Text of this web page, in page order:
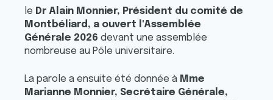
le Dr Alain Monnier, Président du comité de
Montbéliard, a ouvert l'Assemblée
Générale 2026 devant une assemblée
nombreuse au Pôle universitaire.
La parole a ensuite été donnée à Mme
Marianne Monnier, Secrétaire Générale,